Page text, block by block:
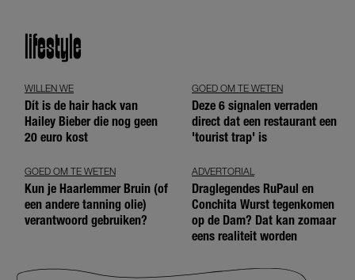
lifestyle
WILLEN WE
Dít is de hair hack van
Hailey Bieber die nog geen
20 euro kost
GOED OM TE WETEN
Deze 6 signalen verraden
direct dat een restaurant een
'tourist trap' is
GOED OM TE WETEN
Kun je Haarlemmer Bruin (of
een andere tanning olie)
verantwoord gebruiken?
ADVERTORIAL
Draglegendes RuPaul en
Conchita Wurst tegenkomen
op de Dam? Dat kan zomaar
eens realiteit worden